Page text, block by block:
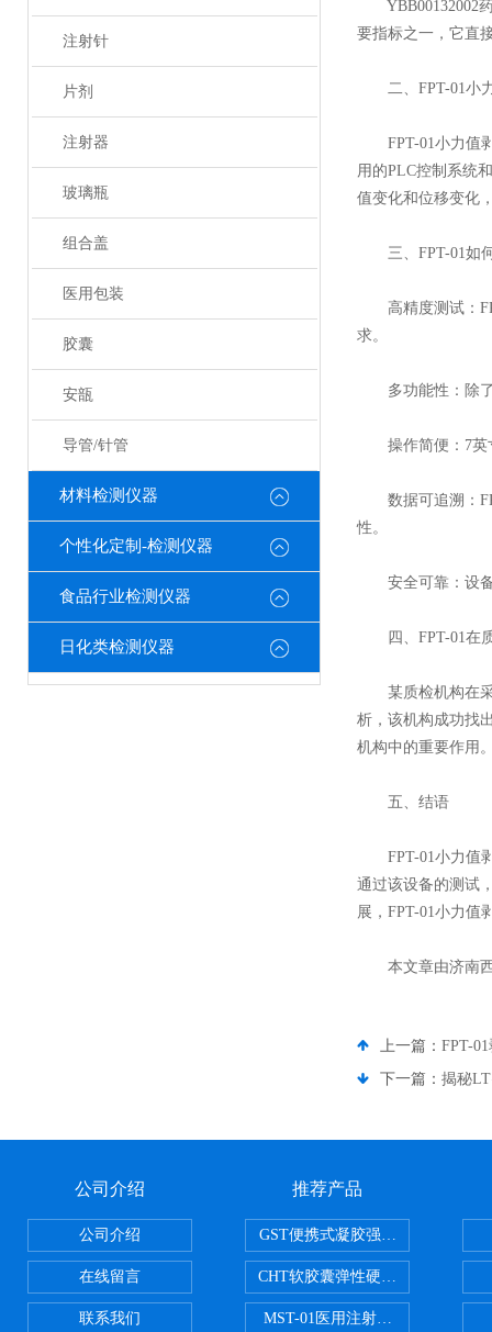
注射针
片剂
注射器
玻璃瓶
组合盖
医用包装
胶囊
安瓿
导管/针管
材料检测仪器
个性化定制-检测仪器
食品行业检测仪器
日化类检测仪器
YBB00132002药
要指标之一，它直
二、FPT-01小力
FPT-01小力值剥
用的PLC控制系统
值变化和位移变化
三、FPT-01如
高精度测试：
求。
多功能性：除了
操作简便：7英寸
数据可追溯：
性。
安全可靠：设备
四、FPT-01在质
某质检机构在采
析，该机构成功找
机构中的重要作用
五、结语
FPT-01小力值剥
通过该设备的测试
展，FPT-01小力值
本文章由济南西
上一篇： FPT-
下一篇： 揭秘
公司介绍
公司介绍
在线留言
联系我们
推荐产品
GST便携式凝胶强度测定仪
CHT软胶囊弹性硬度测试仪
MST-01医用注射器测试仪